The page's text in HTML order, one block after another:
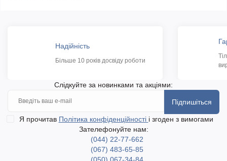
Надійність
Більше 10 років досвіду роботи
Слідкуйте за новинками та акціями:
Підпишіться
Я прочитав Політика конфіденційності і згоден з вимогами
Зателефонуйте нам:
(044) 22-77-662
(067) 483-65-85